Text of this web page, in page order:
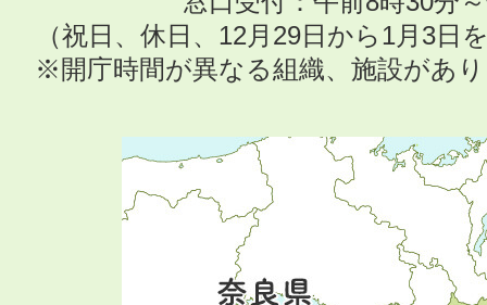
（祝日、休日、12月29日から1月3日
※開庁時間が異なる組織、施設があ